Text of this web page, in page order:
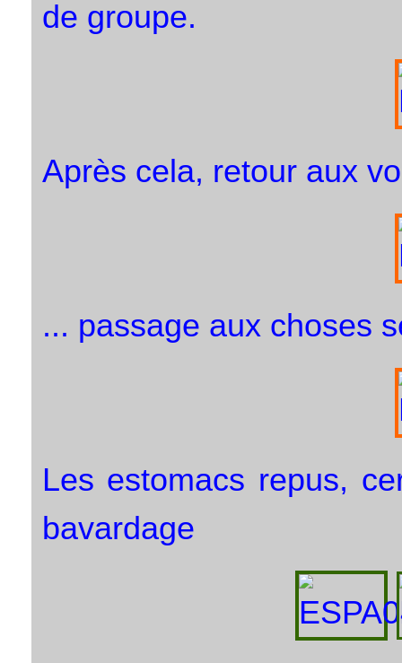
de groupe.
Après cela, retour aux
... passage aux choses
Les estomacs repus,
bavardage